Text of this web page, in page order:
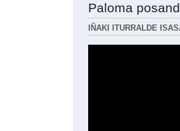
Paloma
IÑAKI ITURRALDE